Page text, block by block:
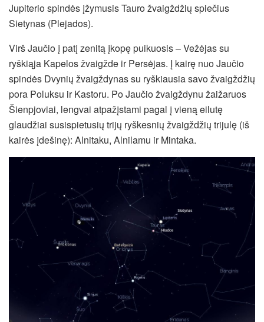
Jupiterio spindės įžymusis Tauro žvaigždžių spiečius
Sietynas (Plejados).
Virš Jaučio į patį zenitą įkopę puikuosis – Vežėjas su
ryškiąja Kapelos žvaigžde ir Persėjas. Į kairę nuo Jaučio
spindės Dvynių žvaigždynas su ryškiausia savo žvaigždžių
pora Poluksu ir Kastoru. Po Jaučio žvaigždynu žaižaruos
Šienpjoviai, lengvai atpažįstami pagal į vieną eilutę
glaudžiai susispietusių trijų ryškesnių žvaigždžių trijulę (iš
kairės įdešinę): Alnitaku, Alnilamu ir Mintaka.